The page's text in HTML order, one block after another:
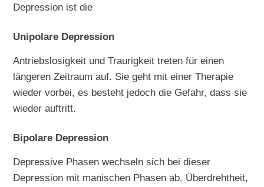
Depression ist die
Unipolare Depression
Antriebslosigkeit und Traurigkeit treten für einen
längeren Zeitraum auf. Sie geht mit einer Therapie
wieder vorbei, es besteht jedoch die Gefahr, dass sie
wieder auftritt.
Bipolare Depression
Depressive Phasen wechseln sich bei dieser
Depression mit manischen Phasen ab. Überdrehtheit,